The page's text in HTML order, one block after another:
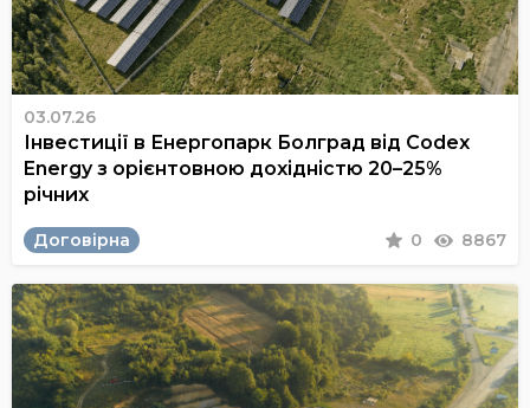
03.07.26
Інвестиції в Енергопарк Болград від Codex
Energy з орієнтовною дохідністю 20–25%
річних
Договірна 0 8867